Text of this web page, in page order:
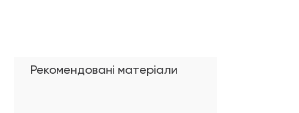
Рекомендовані матеріали